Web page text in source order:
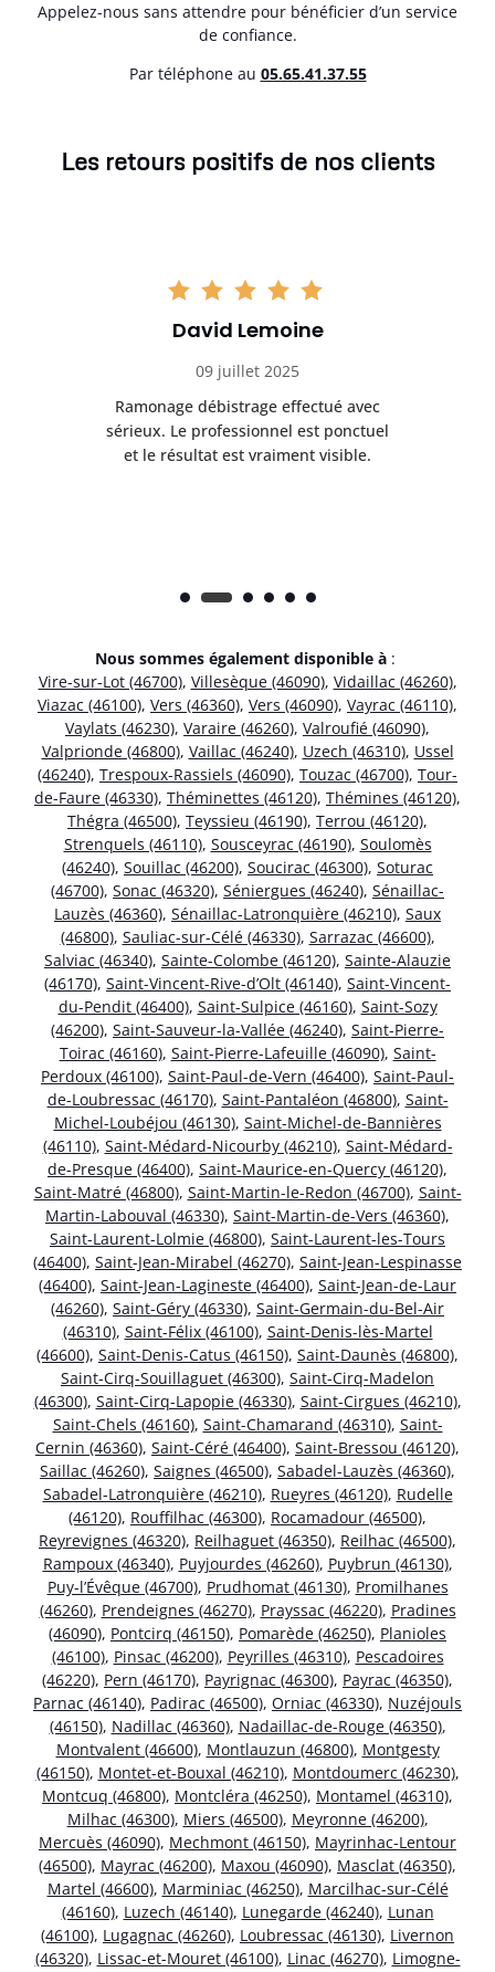
Appelez-nous sans attendre pour bénéficier d’un service
de confiance.
Par téléphone au 05.65.41.37.55
Les retours positifs de nos clients
David Lemoine
09 juillet 2025
Ramonage débistrage effectué avec
sérieux. Le professionnel est ponctuel
et le résultat est vraiment visible.
Nous sommes également disponible à :
Vire-sur-Lot (46700), Villesèque (46090), Vidaillac (46260),
Viazac (46100), Vers (46360), Vers (46090), Vayrac (46110),
Vaylats (46230), Varaire (46260), Valroufié (46090),
Valprionde (46800), Vaillac (46240), Uzech (46310), Ussel
(46240), Trespoux-Rassiels (46090), Touzac (46700), Tour-
de-Faure (46330), Théminettes (46120), Thémines (46120),
Thégra (46500), Teyssieu (46190), Terrou (46120),
Strenquels (46110), Sousceyrac (46190), Soulomès
(46240), Souillac (46200), Soucirac (46300), Soturac
(46700), Sonac (46320), Séniergues (46240), Sénaillac-
Lauzès (46360), Sénaillac-Latronquière (46210), Saux
(46800), Sauliac-sur-Célé (46330), Sarrazac (46600),
Salviac (46340), Sainte-Colombe (46120), Sainte-Alauzie
(46170), Saint-Vincent-Rive-d’Olt (46140), Saint-Vincent-
du-Pendit (46400), Saint-Sulpice (46160), Saint-Sozy
(46200), Saint-Sauveur-la-Vallée (46240), Saint-Pierre-
Toirac (46160), Saint-Pierre-Lafeuille (46090), Saint-
Perdoux (46100), Saint-Paul-de-Vern (46400), Saint-Paul-
de-Loubressac (46170), Saint-Pantaléon (46800), Saint-
Michel-Loubéjou (46130), Saint-Michel-de-Bannières
(46110), Saint-Médard-Nicourby (46210), Saint-Médard-
de-Presque (46400), Saint-Maurice-en-Quercy (46120),
Saint-Matré (46800), Saint-Martin-le-Redon (46700), Saint-
Martin-Labouval (46330), Saint-Martin-de-Vers (46360),
Saint-Laurent-Lolmie (46800), Saint-Laurent-les-Tours
(46400), Saint-Jean-Mirabel (46270), Saint-Jean-Lespinasse
(46400), Saint-Jean-Lagineste (46400), Saint-Jean-de-Laur
(46260), Saint-Géry (46330), Saint-Germain-du-Bel-Air
(46310), Saint-Félix (46100), Saint-Denis-lès-Martel
(46600), Saint-Denis-Catus (46150), Saint-Daunès (46800),
Saint-Cirq-Souillaguet (46300), Saint-Cirq-Madelon
(46300), Saint-Cirq-Lapopie (46330), Saint-Cirgues (46210),
Saint-Chels (46160), Saint-Chamarand (46310), Saint-
Cernin (46360), Saint-Céré (46400), Saint-Bressou (46120),
Saillac (46260), Saignes (46500), Sabadel-Lauzès (46360),
Sabadel-Latronquière (46210), Rueyres (46120), Rudelle
(46120), Rouffilhac (46300), Rocamadour (46500),
Reyrevignes (46320), Reilhaguet (46350), Reilhac (46500),
Rampoux (46340), Puyjourdes (46260), Puybrun (46130),
Puy-l’Évêque (46700), Prudhomat (46130), Promilhanes
(46260), Prendeignes (46270), Prayssac (46220), Pradines
(46090), Pontcirq (46150), Pomarède (46250), Planioles
(46100), Pinsac (46200), Peyrilles (46310), Pescadoires
(46220), Pern (46170), Payrignac (46300), Payrac (46350),
Parnac (46140), Padirac (46500), Orniac (46330), Nuzéjouls
(46150), Nadillac (46360), Nadaillac-de-Rouge (46350),
Montvalent (46600), Montlauzun (46800), Montgesty
(46150), Montet-et-Bouxal (46210), Montdoumerc (46230),
Montcuq (46800), Montcléra (46250), Montamel (46310),
Milhac (46300), Miers (46500), Meyronne (46200),
Mercuès (46090), Mechmont (46150), Mayrinhac-Lentour
(46500), Mayrac (46200), Maxou (46090), Masclat (46350),
Martel (46600), Marminiac (46250), Marcilhac-sur-Célé
(46160), Luzech (46140), Lunegarde (46240), Lunan
(46100), Lugagnac (46260), Loubressac (46130), Livernon
(46320), Lissac-et-Mouret (46100), Linac (46270), Limogne-